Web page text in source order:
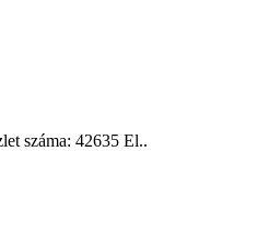
száma: 42635 El..